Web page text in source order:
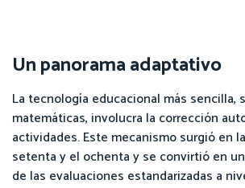
Un panorama adaptativo
La tecnología educacional más sencilla,
matemáticas, involucra la corrección
actividades. Este mecanismo surgió en
setenta y el ochenta y se convirtió en
de las evaluaciones estandarizadas a